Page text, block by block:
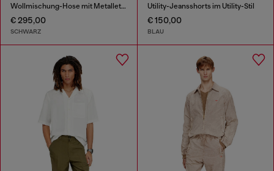
Wollmischung-Hose mit Metalletikett
€ 295,00
SCHWARZ
Utility-Jeansshorts im Utility-Stil
€ 150,00
BLAU